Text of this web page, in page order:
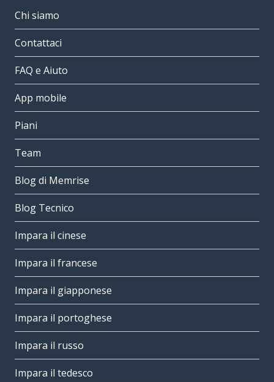
Chi siamo
Contattaci
FAQ e Aiuto
App mobile
Piani
Team
Blog di Memrise
Blog Tecnico
Impara il cinese
Impara il francese
Impara il giapponese
Impara il portoghese
Impara il russo
Impara il tedesco